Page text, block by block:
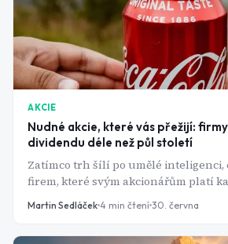
AKCIE
Nudné akcie, které vás přežijí:
dividendu déle než půl století
Zatímco trh šílí po umělé
firem, které svým akcionářům platí
nudné přesně tak, jak má spolehlivý
Martin Sedláček 4 min čtení 30. června